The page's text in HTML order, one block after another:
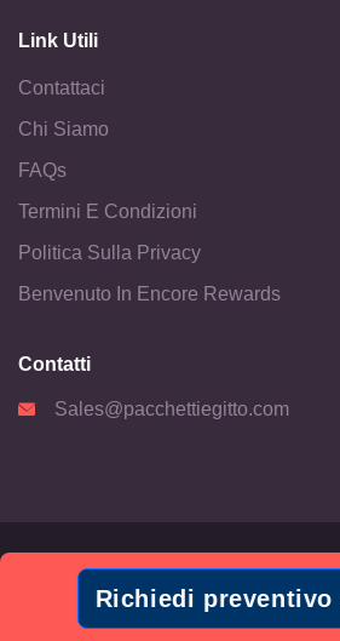
Richiedi preventivo
Link Utili
Contattaci
Chi Siamo
FAQs
Termini E Condizioni
Politica Sulla Privacy
Benvenuto In Encore Rewards
Contatti
Sales@pacchettiegitto.com
© Copyright2026by
Termini e condizioni